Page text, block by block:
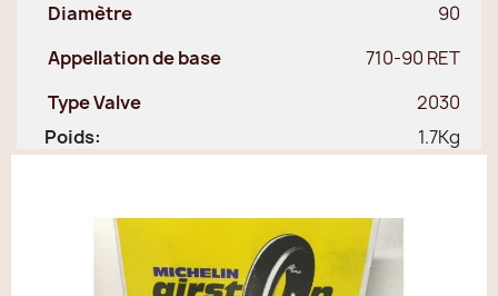
Diamètre
90
Appellation de base
710-90 RET
Type Valve
2030
Poids:
1.7Kg